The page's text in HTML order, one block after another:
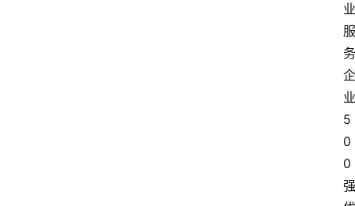
业
服
务
企
业
5
0
0
强